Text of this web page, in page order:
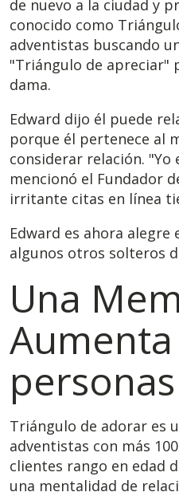
de nuevo a la ciudad y
conocido como
adventistas buscando
"Triángulo de apreciar"
dama.
Edward dijo él puede
porque él pertenece al
considerar relación.
mencionó el Fundador
irritante citas en línea
Edward es ahora
algunos otros solteros
Una
Triángulo de adorar es
adventistas con más
clientes rango en edad
una mentalidad de